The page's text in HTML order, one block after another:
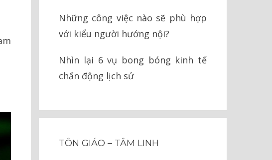
Những công việc nào sẽ phù hợp
với kiểu người hướng nội?
Nhìn lại 6 vụ bong bóng kinh tế
chấn động lịch sử
TÔN GIÁO – TÂM LINH